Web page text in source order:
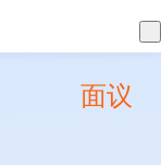
面议